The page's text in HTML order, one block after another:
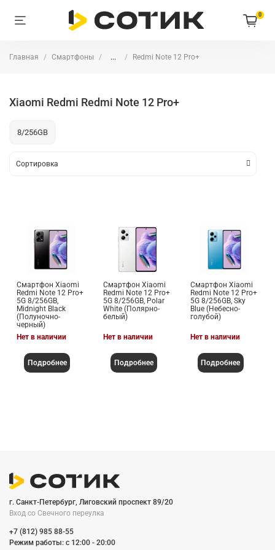
0
Главная Смартфоны ... Redmi Note 12 Pro+
Xiaomi Redmi Redmi Note 12 Pro+
8/256GB
Смартфон Xiaomi
Redmi Note 12 Pro+
5G 8/256GB,
Midnight Black
(Полуночно-
черный)
Нет в наличии
Подробнее
Смартфон Xiaomi
Redmi Note 12 Pro+
5G 8/256GB, Polar
White (Полярно-
белый)
Нет в наличии
Подробнее
Смартфон Xiaomi
Redmi Note 12 Pro+
5G 8/256GB, Sky
Blue (Небесно-
голубой)
Нет в наличии
Подробнее
г. Санкт-Петербург, Лиговский проспект 89/20
Вход со Cвечного переулка
+7 (812) 985 88-55
Режим работы: c 12:00 - 20:00